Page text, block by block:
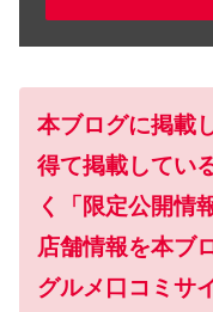
本ブログに掲載
得て掲載してい
く「限定公開情
店舗情報を本ブ
グルメ口コミサ